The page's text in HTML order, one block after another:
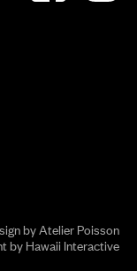
byAtelier Poisson
byHawaii Interactive